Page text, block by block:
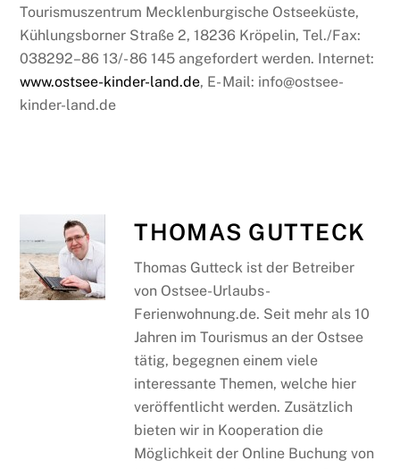
Tourismuszentrum Mecklenburgische Ostseeküste,
Kühlungsborner Straße 2, 18236 Kröpelin, Tel./Fax:
038292–86 13/- 86 145 angefordert werden. Internet:
www.ostsee-kinder-land.de, E- Mail: info@ostsee-
kinder-land.de
THOMAS GUTTECK
Thomas Gutteck ist der Betreiber
von Ostsee-Urlaubs-
Ferienwohnung.de. Seit mehr als 10
Jahren im Tourismus an der Ostsee
tätig, begegnen einem viele
interessante Themen, welche hier
veröffentlicht werden. Zusätzlich
bieten wir in Kooperation die
Möglichkeit der Online Buchung von